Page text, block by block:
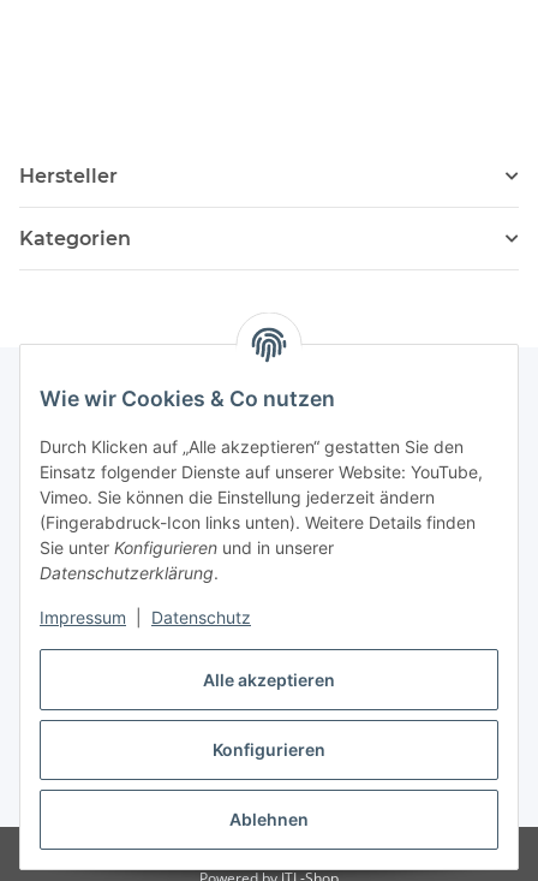
Alle akzeptieren
Konfigurieren
Ablehnen
Wie wir Cookies & Co nutzen
Durch Klicken auf „Alle akzeptieren“ gestatten Sie den
Einsatz folgender Dienste auf unserer Website: YouTube,
Vimeo. Sie können die Einstellung jederzeit ändern
(Fingerabdruck-Icon links unten). Weitere Details finden
Sie unter Konfigurieren und in unserer
Datenschutzerklärung.
Impressum Datenschutz
Hersteller
Kategorien
Informationen
036204. 803903
Achtung!!!
16:00 – 19:00 Uhr
Vertrag widerrufen
* Alle Preise inkl. gesetzlicher USt., zzgl.Versand
© RC-High Performance
Irrtümer und Änderungen vorbehalten